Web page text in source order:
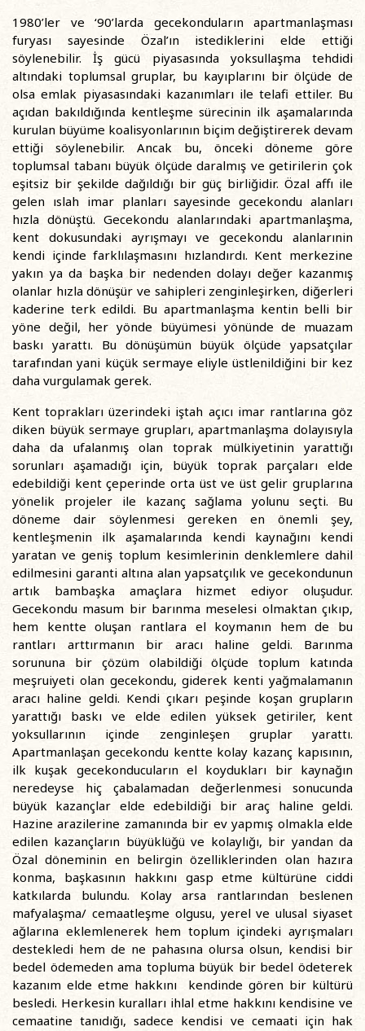
1980’ler ve ‘90’larda gecekonduların apartmanlaşması
furyası sayesinde Özal’ın istediklerini elde ettiği
söylenebilir. İş gücü piyasasında yoksullaşma tehdidi
altındaki toplumsal gruplar, bu kayıplarını bir ölçüde de
olsa emlak piyasasındaki kazanımları ile telafi ettiler. Bu
açıdan bakıldığında kentleşme sürecinin ilk aşamalarında
kurulan büyüme koalisyonlarının biçim değiştirerek devam
ettiği söylenebilir. Ancak bu, önceki döneme göre
toplumsal tabanı büyük ölçüde daralmış ve getirilerin çok
eşitsiz bir şekilde dağıldığı bir güç birliğidir. Özal affı ile
gelen ıslah imar planları sayesinde gecekondu alanları
hızla dönüştü. Gecekondu alanlarındaki apartmanlaşma,
kent dokusundaki ayrışmayı ve gecekondu alanlarınin
kendi içinde farklılaşmasını hızlandırdı. Kent merkezine
yakın ya da başka bir nedenden dolayı değer kazanmış
olanlar hızla dönüşür ve sahipleri zenginleşirken, diğerleri
kaderine terk edildi. Bu apartmanlaşma kentin belli bir
yöne değil, her yönde büyümesi yönünde de muazam
baskı yarattı. Bu dönüşümün büyük ölçüde yapsatçılar
tarafından yani küçük sermaye eliyle üstlenildiğini bir kez
daha vurgulamak gerek.
Kent toprakları üzerindeki iştah açıcı imar rantlarına göz
diken büyük sermaye grupları, apartmanlaşma dolayısıyla
daha da ufalanmış olan toprak mülkiyetinin yarattığı
sorunları aşamadığı için, büyük toprak parçaları elde
edebildiği kent çeperinde orta üst ve üst gelir gruplarına
yönelik projeler ile kazanç sağlama yolunu seçti. Bu
döneme dair söylenmesi gereken en önemli şey,
kentleşmenin ilk aşamalarında kendi kaynağını kendi
yaratan ve geniş toplum kesimlerinin denklemlere dahil
edilmesini garanti altına alan yapsatçılık ve gecekondunun
artık bambaşka amaçlara hizmet ediyor oluşudur.
Gecekondu masum bir barınma meselesi olmaktan çıkıp,
hem kentte oluşan rantlara el koymanın hem de bu
rantları arttırmanın bir aracı haline geldi. Barınma
sorununa bir çözüm olabildiği ölçüde toplum katında
meşruiyeti olan gecekondu, giderek kenti yağmalamanın
aracı haline geldi. Kendi çıkarı peşinde koşan grupların
yarattığı baskı ve elde edilen yüksek getiriler, kent
yoksullarının içinde zenginleşen gruplar yarattı.
Apartmanlaşan gecekondu kentte kolay kazanç kapısının,
ilk kuşak gecekonducuların el koydukları bir kaynağın
neredeyse hiç çabalamadan değerlenmesi sonucunda
büyük kazançlar elde edebildiği bir araç haline geldi.
Hazine arazilerine zamanında bir ev yapmış olmakla elde
edilen kazançların büyüklüğü ve kolaylığı, bir yandan da
Özal döneminin en belirgin özelliklerinden olan hazıra
konma, başkasının hakkını gasp etme kültürüne ciddi
katkılarda bulundu. Kolay arsa rantlarından beslenen
mafyalaşma/ cemaatleşme olgusu, yerel ve ulusal siyaset
ağlarına eklemlenerek hem toplum içindeki ayrışmaları
destekledi hem de ne pahasına olursa olsun, kendisi bir
bedel ödemeden ama topluma büyük bir bedel ödeterek
kazanım elde etme hakkını kendinde gören bir kültürü
besledi. Herkesin kuralları ihlal etme hakkını kendisine ve
cemaatine tanıdığı, sadece kendisi ve cemaati için hak